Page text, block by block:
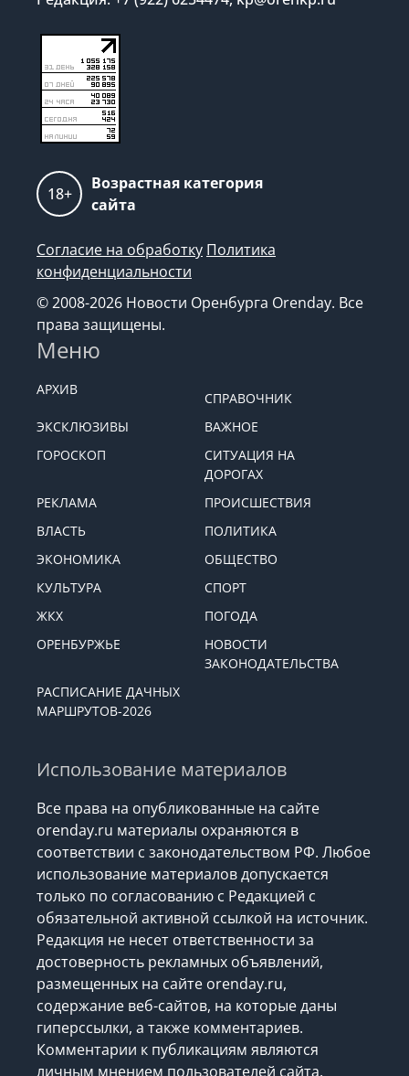
18+
Возрастная категория
сайта
Согласие на обработку Политика
конфиденциальности
© 2008-2026 Новости Оренбурга Orenday. Все
права защищены.
Меню
АРХИВ
СПРАВОЧНИК
ЭКСКЛЮЗИВЫ
ВАЖНОЕ
ГОРОСКОП
СИТУАЦИЯ НА
ДОРОГАХ
РЕКЛАМА
ПРОИСШЕСТВИЯ
ВЛАСТЬ
ПОЛИТИКА
ЭКОНОМИКА
ОБЩЕСТВО
КУЛЬТУРА
СПОРТ
ЖКХ
ПОГОДА
ОРЕНБУРЖЬЕ
НОВОСТИ
ЗАКОНОДАТЕЛЬСТВА
РАСПИСАНИЕ ДАЧНЫХ
МАРШРУТОВ-2026
Использование материалов
Все права на опубликованные на сайте
orenday.ru материалы охраняются в
соответствии с законодательством РФ. Любое
использование материалов допускается
только по согласованию с Редакцией с
обязательной активной ссылкой на источник.
Редакция не несет ответственности за
достоверность рекламных объявлений,
размещенных на сайте orenday.ru,
содержание веб-сайтов, на которые даны
гиперссылки, а также комментариев.
Комментарии к публикациям являются
личным мнением пользователей сайта.